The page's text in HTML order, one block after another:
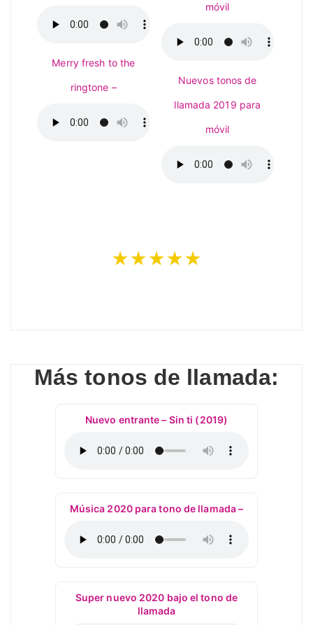
Merry fresh to the
ringtone –
móvil
Nuevos tonos de
llamada 2019 para
móvil
★★★★★
Más tonos de llamada:
Nuevo entrante – Sin ti (2019)
Música 2020 para tono de llamada –
Super nuevo 2020 bajo el tono de
llamada